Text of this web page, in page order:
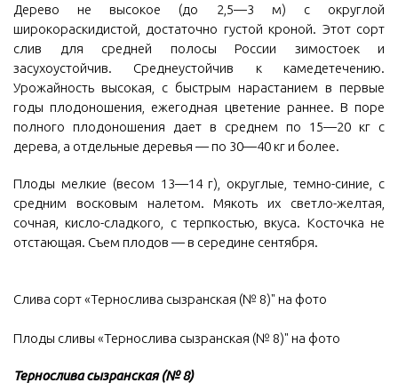
Дерево не высокое (до 2,5—3 м) с округлой
широкораскидистой, достаточно густой кроной. Этот сорт
слив для средней полосы России зимостоек и
засухоустойчив. Среднеустойчив к камедетечению.
Урожайность высокая, с быстрым нарастанием в первые
годы плодоношения, ежегодная цветение раннее. В поре
полного плодоношения дает в среднем по 15—20 кг с
дерева, а отдельные деревья — по 30—40 кг и более.
Плоды мелкие (весом 13—14 г), округлые, темно-синие, с
средним восковым налетом. Мякоть их светло-желтая,
сочная, кисло-сладкого, с терпкостью, вкуса. Косточка не
отстающая. Съем плодов — в середине сентября.
Слива сорт «Тернослива сызранская (№ 8)" на фото
Плоды сливы «Тернослива сызранская (№ 8)" на фото
Тернослива сызранская (№ 8)